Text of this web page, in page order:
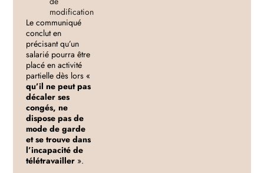
modification
Le communiqué
conclut en
précisant qu’un
salarié pourra être
placé en activité
partielle dès lors «
qu’il ne peut pas
décaler ses
congés, ne
dispose pas de
mode de garde
et se trouve dans
l’incapacité de
télétravailler ».